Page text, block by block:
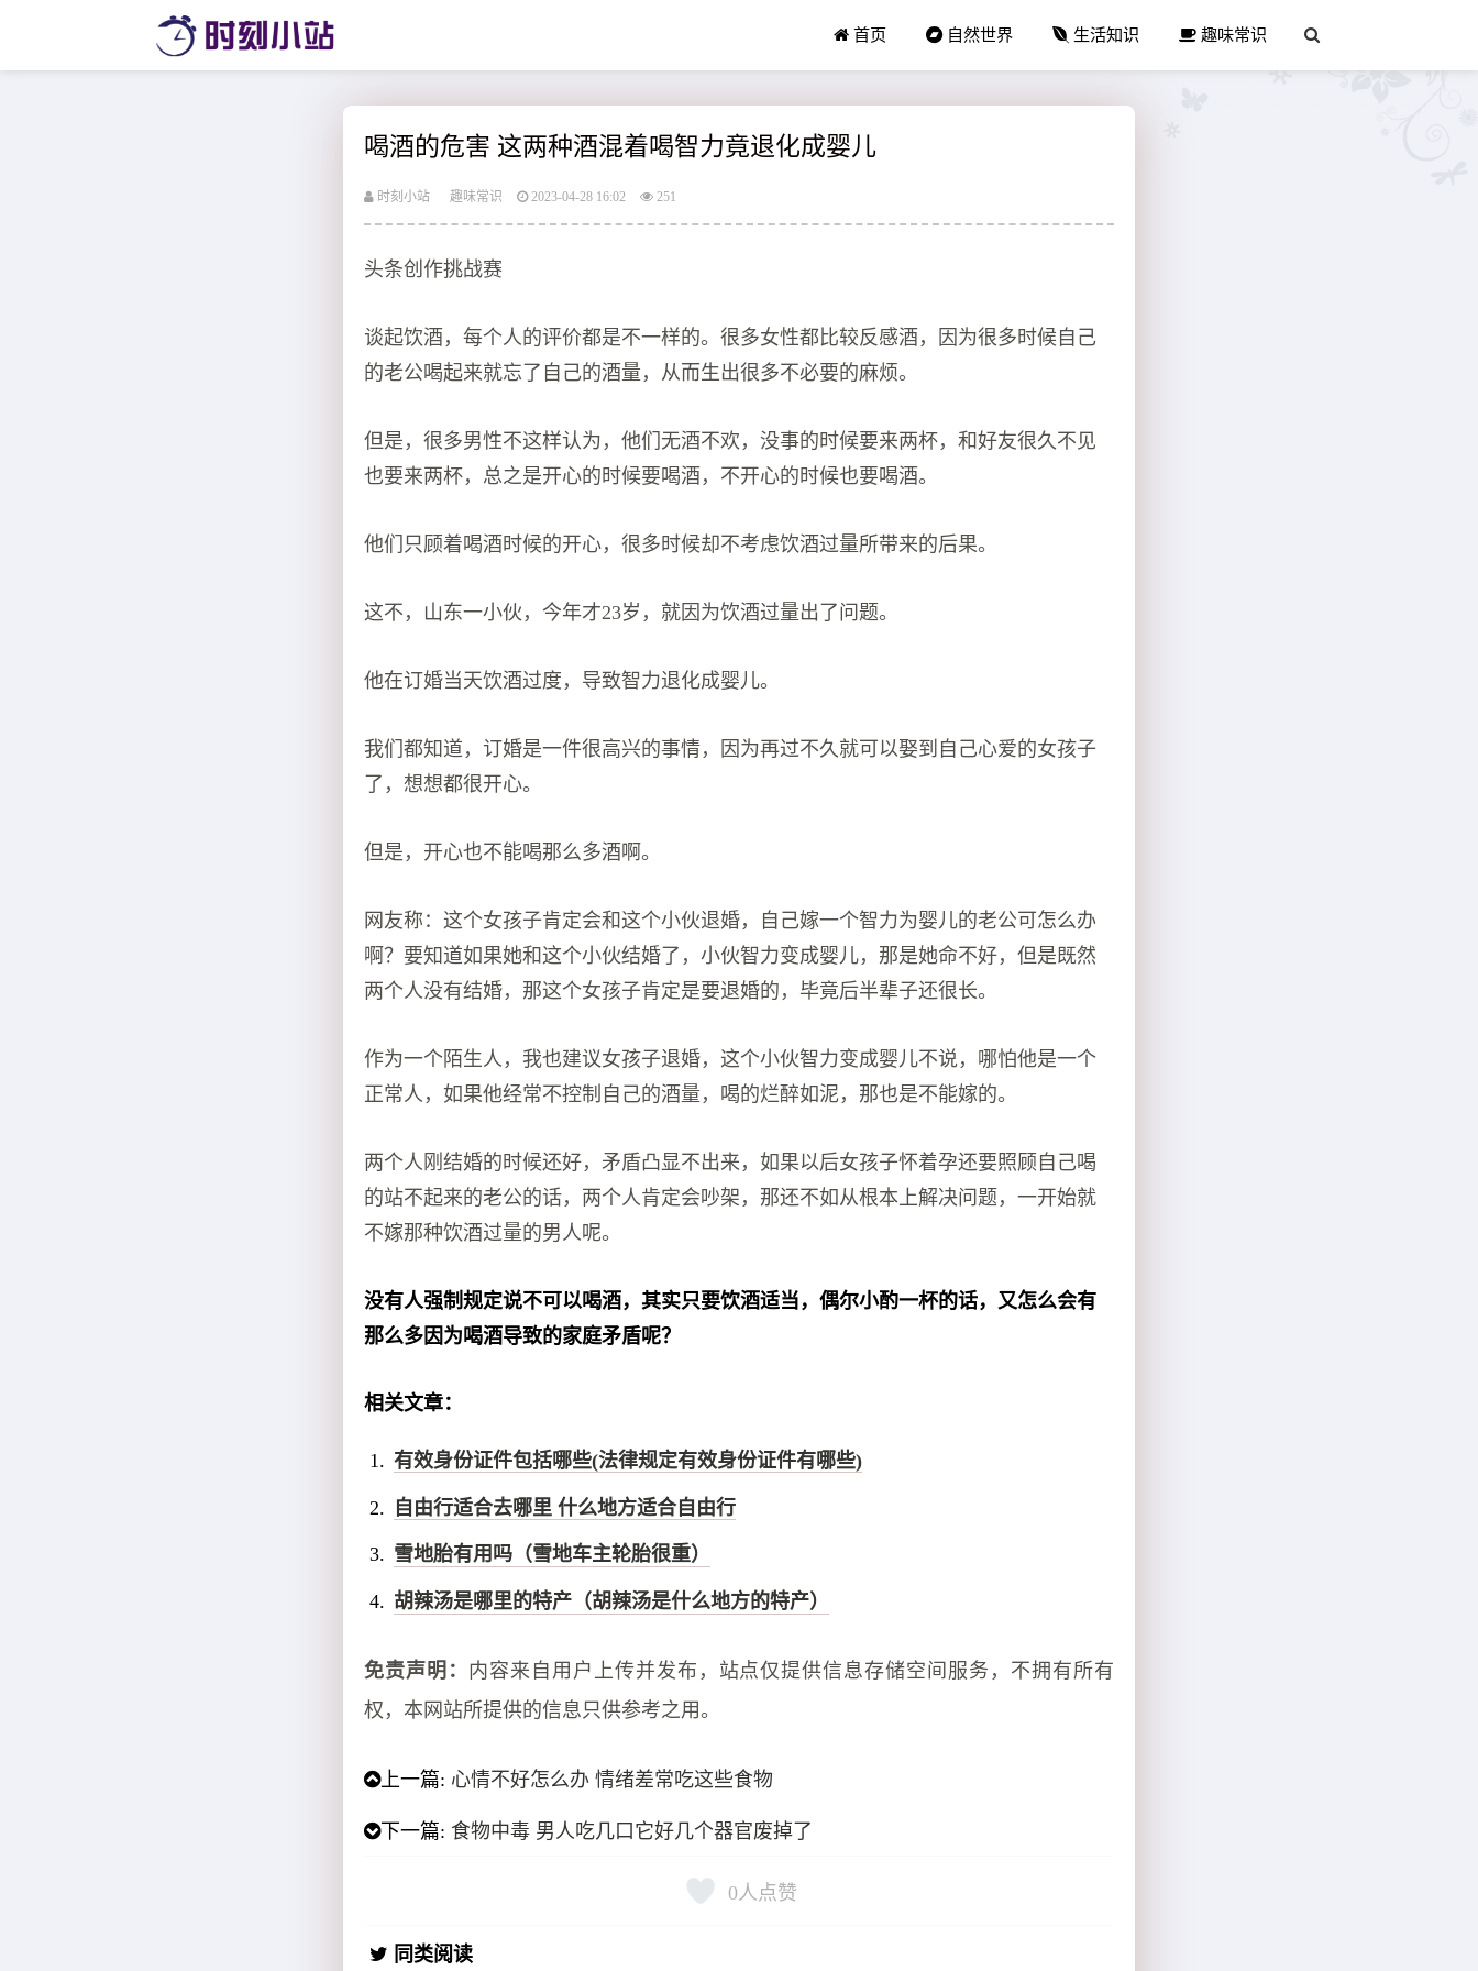
首页 自然世界 生活知识 趣味常识
喝酒的危害 这两种酒混着喝智力竟退化成婴儿
时刻小站 趣味常识 2023-04-28 16:02 251
头条创作挑战赛
谈起饮酒，每个人的评价都是不一样的。很多女性都比较反感酒，因为很多时候自己
的老公喝起来就忘了自己的酒量，从而生出很多不必要的麻烦。
但是，很多男性不这样认为，他们无酒不欢，没事的时候要来两杯，和好友很久不见
也要来两杯，总之是开心的时候要喝酒，不开心的时候也要喝酒。
他们只顾着喝酒时候的开心，很多时候却不考虑饮酒过量所带来的后果。
这不，山东一小伙，今年才23岁，就因为饮酒过量出了问题。
他在订婚当天饮酒过度，导致智力退化成婴儿。
我们都知道，订婚是一件很高兴的事情，因为再过不久就可以娶到自己心爱的女孩子
了，想想都很开心。
但是，开心也不能喝那么多酒啊。
网友称：这个女孩子肯定会和这个小伙退婚，自己嫁一个智力为婴儿的老公可怎么办
啊？要知道如果她和这个小伙结婚了，小伙智力变成婴儿，那是她命不好，但是既然
两个人没有结婚，那这个女孩子肯定是要退婚的，毕竟后半辈子还很长。
作为一个陌生人，我也建议女孩子退婚，这个小伙智力变成婴儿不说，哪怕他是一个
正常人，如果他经常不控制自己的酒量，喝的烂醉如泥，那也是不能嫁的。
两个人刚结婚的时候还好，矛盾凸显不出来，如果以后女孩子怀着孕还要照顾自己喝
的站不起来的老公的话，两个人肯定会吵架，那还不如从根本上解决问题，一开始就
不嫁那种饮酒过量的男人呢。
没有人强制规定说不可以喝酒，其实只要饮酒适当，偶尔小酌一杯的话，又怎么会有
那么多因为喝酒导致的家庭矛盾呢？
相关文章：
有效身份证件包括哪些(法律规定有效身份证件有哪些)
自由行适合去哪里 什么地方适合自由行
雪地胎有用吗（雪地车主轮胎很重）
胡辣汤是哪里的特产（胡辣汤是什么地方的特产）
免责声明： 内容来自用户上传并发布，站点仅提供信息存储空间服务，不拥有所有
权，本网站所提供的信息只供参考之用。
上一篇: 心情不好怎么办 情绪差常吃这些食物
下一篇: 食物中毒 男人吃几口它好几个器官废掉了
0人点赞
同类阅读